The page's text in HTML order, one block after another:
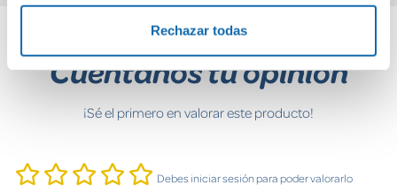
Rechazar todas
Cuéntanos tu opinión
¡Sé el primero en valorar este producto!
Debes iniciar sesión para poder valorarlo